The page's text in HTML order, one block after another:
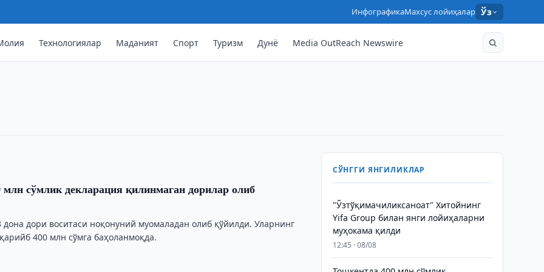
ИнфографикаМахсус лойиҳалар Ўз
Технологиялар Маданият Спорт Туризм Дунё Media OutReach Newswire
Yifa Group билан янги
сўмлик декларация қилинмаган дорилар олиб
дона дори воситаси ноқонуний муомаладан олиб қўйилди. Уларнинг
400 млн сўмга баҳоланмоқда.
СЎНГГИ ЯНГИЛИКЛАР
"Ўзтўқимачиликсаноат" Хитойнинг
Yifa Group билан янги лойиҳаларни
муҳокама қилди
12:45 · 08/08